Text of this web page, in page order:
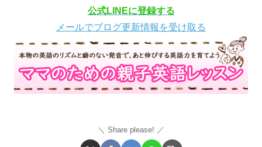
公式LINEに登録する
メールでブログ更新情報を受け取る
Share please!